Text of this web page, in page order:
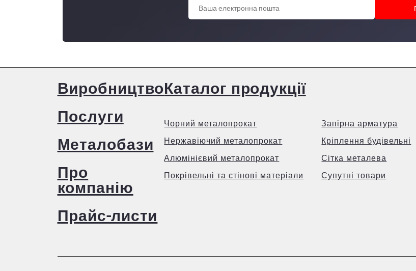
Виробництво
Послуги
Металобази
Про
компанію
Прайс-листи
Каталог продукції
Чорний металопрокат
Нержавіючий металопрокат
Алюмінієвий металопрокат
Покрівельні та стінові матеріали
Запірна арматура
Кріплення будівельні
Сітка металева
Супутні товари